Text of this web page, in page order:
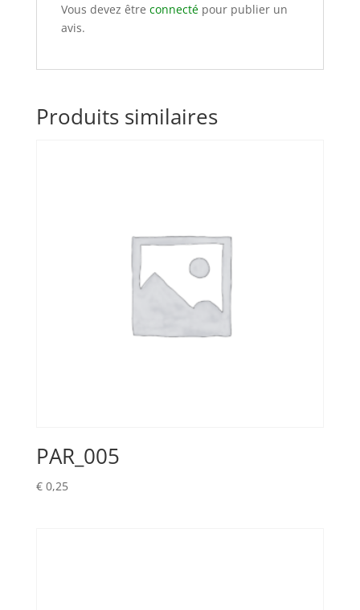
Vous devez être connectépour publier un
avis.
Produits similaires
PAR_005
€0,25